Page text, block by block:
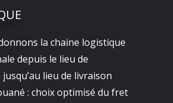
la chaine logistique
depuis le lieu de
lieu de livraison
: choix optimisé du fret